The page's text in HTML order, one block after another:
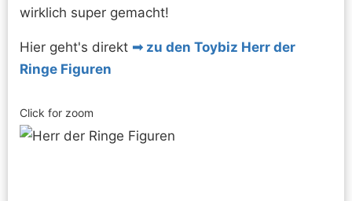
wirklich super gemacht!
Hier geht's direkt
zu den Toybiz Herr der
Ringe Figuren